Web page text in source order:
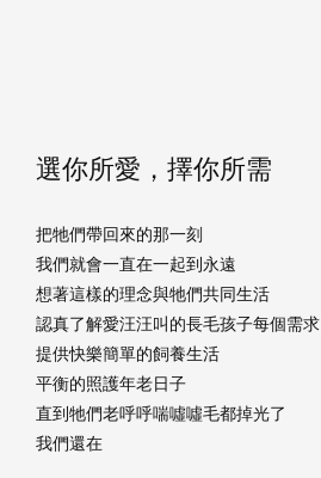
選你所愛，擇你所需
把牠們帶回來的那一刻
我們就會一直在一起到永遠
想著這樣的理念與牠們共同生活
認真了解愛汪汪叫的長毛孩子每個需求
提供快樂簡單的飼養生活
平衡的照護年老日子
直到牠們老呼呼喘噓噓毛都掉光了
我們還在